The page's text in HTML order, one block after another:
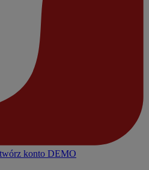
konto DEMO